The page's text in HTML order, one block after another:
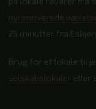
nyrenoverede
25 minutter fra
Brug for et lokale til
selskabslokaler eller